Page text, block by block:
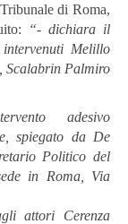
di Roma,
“- dichiara il
intervenuti Melillo
Scalabrin Palmiro
adesivo
spiegato da De
Politico del
in Roma,
Via
attori
Cerenza